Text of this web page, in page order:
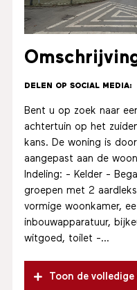
DELEN OP SOCIAL MEDIA:
Bent u op zoek naar
achtertuin op het
kans. De woning is
aangepast aan de
Indeling: - Kelder -
groepen met 2
vormige woonkamer,
inbouwapparatuur,
witgoed, toilet -...
Toon de